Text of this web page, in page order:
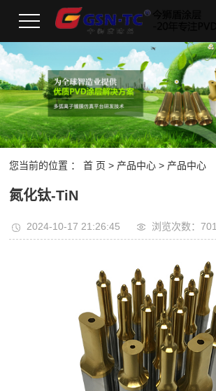
您当前的位置 ：首 页 > 产品中心 > 产品中心
氮化钛-TiN
2024-10-17 21:26:45 浏览次数：701